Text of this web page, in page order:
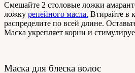
Смешайте 2 столовые ложки
ложку репейного масла. Втирайте в
распределите по всей длине.
Маска укрепляет корни и
Маска для блеска волос